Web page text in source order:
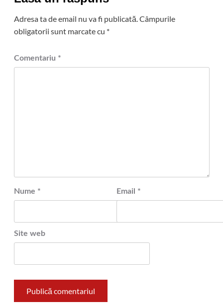
Adresa ta de email nu va fi publicată.Câmpurile
obligatorii sunt marcate cu *
Comentariu *
Nume * Email *
Site web